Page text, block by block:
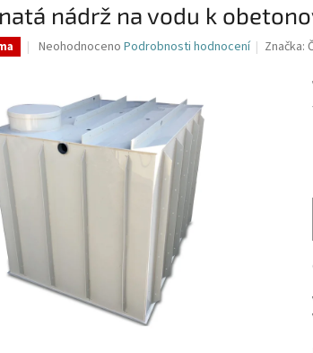
nádrž na vodu k
Průměrné
0,0
z
5
Neohodnoceno Podrobnosti hodnocení Značka: